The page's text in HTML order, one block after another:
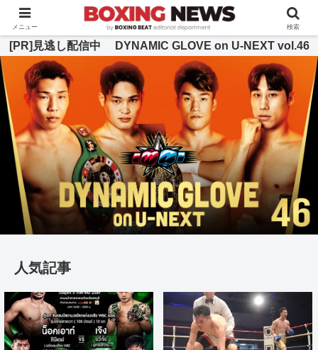
BOXING BEAT [ボクシング・ビート] 公式サイト
[PR]見逃し配信中 DYNAMIC GLOVE on U-NEXT vol.46
人気記事
メニュー 検索